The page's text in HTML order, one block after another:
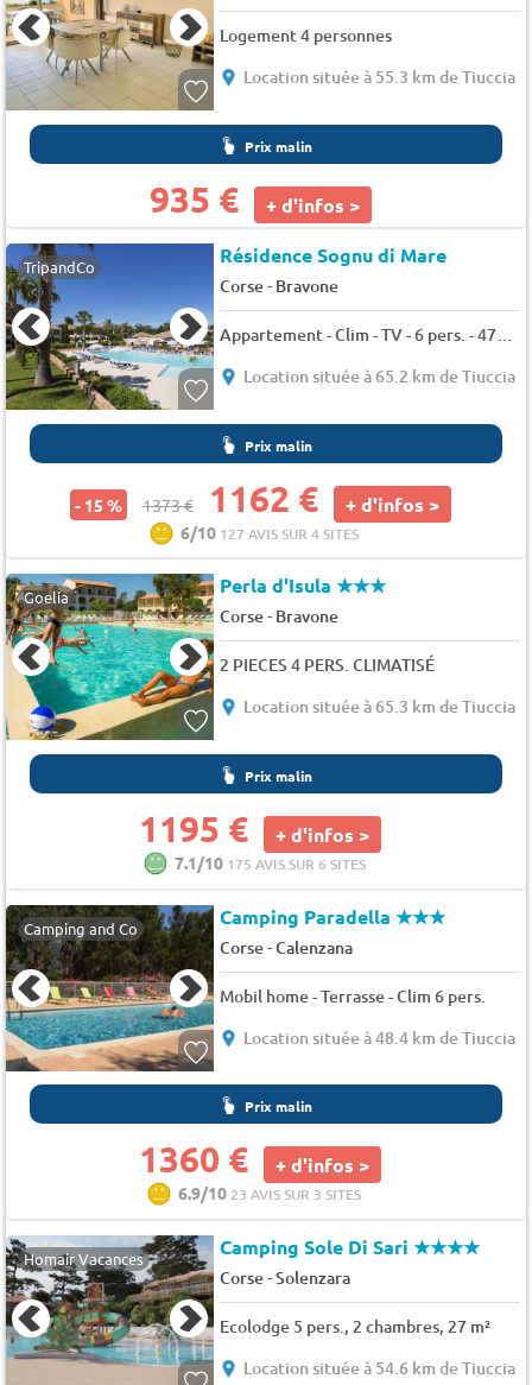
Logement 4 personnes
Location située à 55.3 km de Tiuccia
Prix malin
935 € + d'infos >
TripandCo Résidence Sognu di Mare
Corse- Bravone
Appartement - Clim - TV - 6 pers. - 47m2 - Animaux admis
Location située à 65.2 km de Tiuccia
Prix malin
- 15 % 1373 € 1162 € + d'infos >
6/10 127 AVIS SUR 4 SITES
Goelia Perla d'Isula★★★
Corse- Bravone
2 PIECES 4 PERS. CLIMATISÉ
Location située à 65.3 km de Tiuccia
Prix malin
1195 € + d'infos >
7.1/10 175 AVIS SUR 6 SITES
Camping and Co Camping Paradella★★★
Corse-Calenzana
Mobil home - Terrasse - Clim 6 pers.
Location située à 48.4 km de Tiuccia
Prix malin
1360 € + d'infos >
6.9/10 23 AVIS SUR 3 SITES
Homair Vacances Camping Sole Di Sari★★★★
Corse-Solenzara
Ecolodge 5 pers., 2 chambres, 27 m²
Location située à 54.6 km de Tiuccia